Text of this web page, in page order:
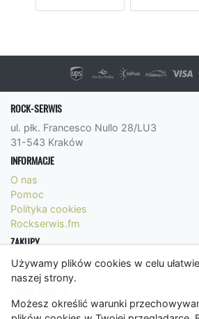
Używamy plików cookies w celu
naszej strony.
Możesz określić warunki
ROCK-SERWIS
ul. płk. Francesco Nullo 28/LU3
31-543 Kraków
INFORMACJE
O nas
Pomoc
Polityka cookies
Rockserwis.fm
ZAKUPY
Formy płatności
Koszty wysyłki
Regulamin